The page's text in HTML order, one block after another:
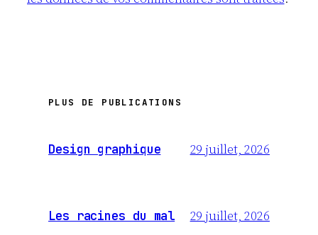
PLUS DE PUBLICATIONS
Design graphique 29 juillet, 2026
Les racines du mal 29 juillet, 2026